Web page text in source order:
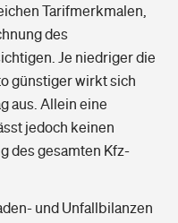
Tarifmerkmalen,
des
Je niedriger die
günstiger wirkt sich
aus. Allein eine
jedoch keinen
des gesamten Kfz-
und Unfallbilanzen